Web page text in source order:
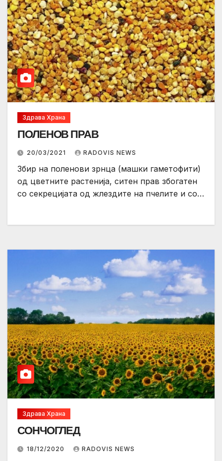
Здрава Храна
ПОЛЕНОВ ПРАВ
20/03/2021 RADOVIS NEWS
Збир на поленови зрнца (машки гаметофити)
од цветните растенија, ситен прав збогатен
со секрецијата од жлездите на пчелите и со…
Здрава Храна
СОНЧОГЛЕД
18/12/2020 RADOVIS NEWS